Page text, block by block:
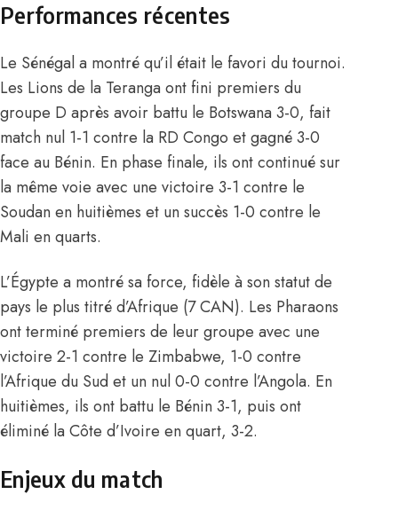
Performances récentes
Le Sénégal a montré qu’il était le favori du tournoi.
Les Lions de la Teranga ont fini premiers du
groupe D après avoir battu le Botswana 3-0, fait
match nul 1-1 contre la RD Congo et gagné 3-0
face au Bénin. En phase finale, ils ont continué sur
la même voie avec une victoire 3-1 contre le
Soudan en huitièmes et un succès 1-0 contre le
Mali en quarts.
L’Égypte a montré sa force, fidèle à son statut de
pays le plus titré d’Afrique (7 CAN). Les Pharaons
ont terminé premiers de leur groupe avec une
victoire 2-1 contre le Zimbabwe, 1-0 contre
l’Afrique du Sud et un nul 0-0 contre l’Angola. En
huitièmes, ils ont battu le Bénin 3-1, puis ont
éliminé la Côte d’Ivoire en quart, 3-2.
Enjeux du match